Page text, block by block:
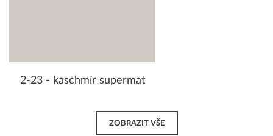
2-23 - kaschmír supermat
ZOBRAZIT VŠE